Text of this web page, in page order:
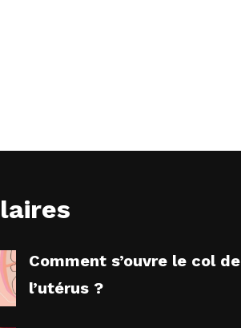
Comment s’ouvre le col de
l’utérus ?